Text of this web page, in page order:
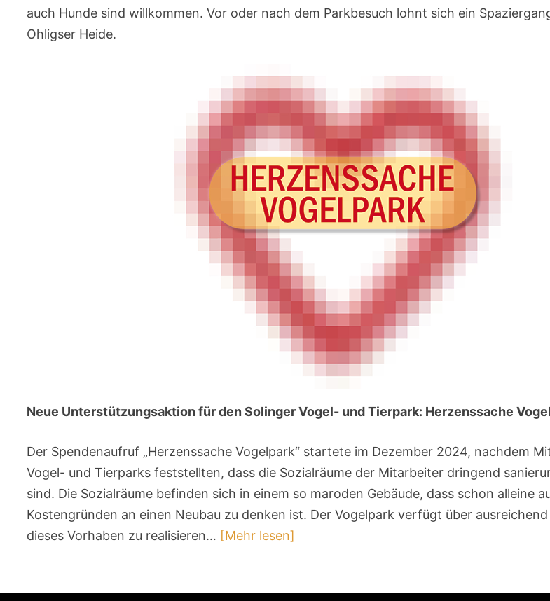
auch Hunde sind willkommen. Vor oder nach dem Parkbesuch lohnt sich ein
Ohligser Heide.
Neue Unterstützungsaktion für den Solinger Vogel- und Tierpark: Herzenssache
Der Spendenaufruf „Herzenssache Vogelpark“ startete im Dezember 2024, nachdem
Vogel- und Tierparks feststellten, dass die Sozialräume der Mitarbeiter dringend
sind. Die Sozialräume befinden sich in einem so maroden Gebäude, dass schon alleine
Kostengründen an einen Neubau zu denken ist. Der Vogelpark verfügt über ausreichend
dieses Vorhaben zu realisieren… [Mehr lesen]